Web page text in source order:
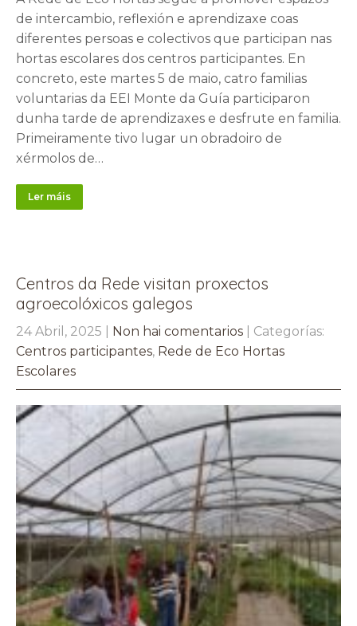
de intercambio, reflexión e aprendizaxe coas
diferentes persoas e colectivos que participan nas
hortas escolares dos centros participantes. En
concreto, este martes 5 de maio, catro familias
voluntarias da EEI Monte da Guía participaron
dunha tarde de aprendizaxes e desfrute en familia.
Primeiramente tivo lugar un obradoiro de
xérmolos de…
Ler máis
Centros da Rede visitan proxectos
agroecolóxicos galegos
24 Abril, 2025 Non hai comentarios
| Categorías:
Centros participantes, Rede de Eco Hortas
Escolares